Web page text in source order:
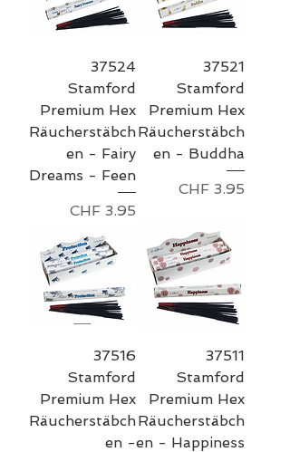
37524
Stamford
Premium Hex
Räucherstäbch
en - Fairy
Dreams - Feen
Preis
CHF 3.95
37521
Stamford
Premium Hex
Räucherstäbch
en - Buddha
Preis
CHF 3.95
37516
Stamford
Premium Hex
Räucherstäbch
en -
37511
Stamford
Premium Hex
Räucherstäbch
en - Happiness